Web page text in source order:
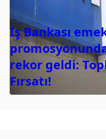
İş Bankası
rekor geldi:
Fırsatı!